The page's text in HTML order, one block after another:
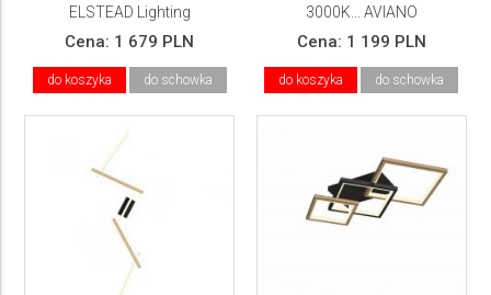
ELSTEAD Lighting
Cena: 1 679 PLN
do koszyka do schowka
3000K... AVIANO
Cena: 1 199 PLN
do koszyka do schowka